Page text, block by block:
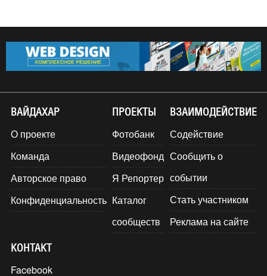
ВАЙДАХАР
О проекте
Команда
Авторское право
Конфиденциальность
ПРОЕКТЫ
Фотобанк
Видеофонд
Я Репортер
Каталог
сообществ
ВЗАИМОДЕЙСТВИЕ
Содействие
Сообщить о
событии
Стать участником
Реклама на сайте
КОНТАКТ
Facebook